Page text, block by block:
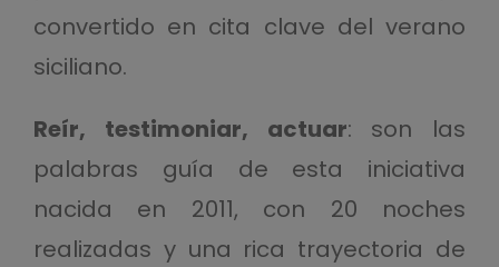
convertido en cita clave del verano
siciliano.
Reír, testimoniar, actuar: son las
palabras guía de esta iniciativa
nacida en 2011, con 20 noches
realizadas y una rica trayectoria de